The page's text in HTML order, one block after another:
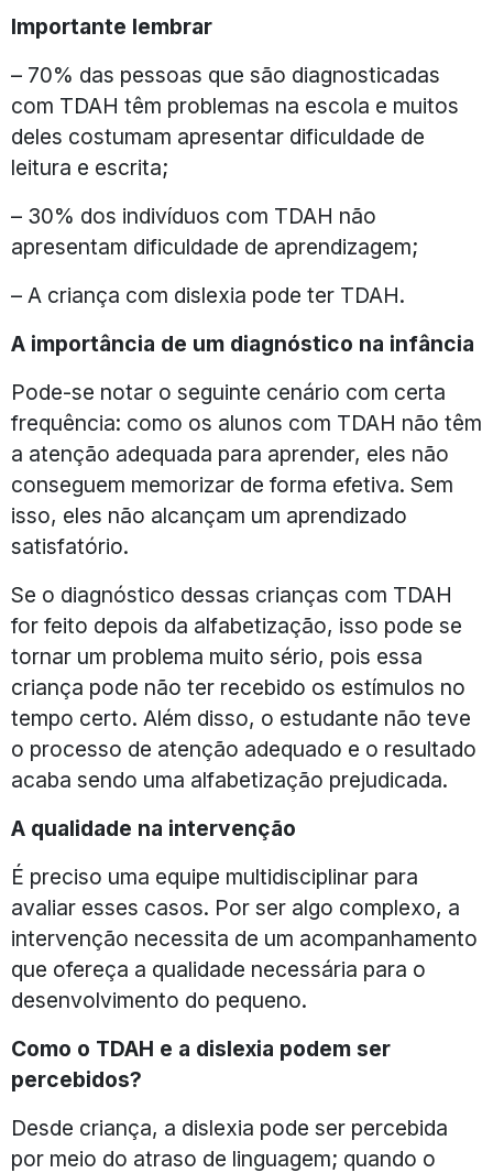
Importante lembrar
– 70% das pessoas que são diagnosticadas
com TDAH têm problemas na escola e muitos
deles costumam apresentar dificuldade de
leitura e escrita;
– 30% dos indivíduos com TDAH não
apresentam dificuldade de aprendizagem;
– A criança com dislexia pode ter TDAH.
A importância de um diagnóstico na infância
Pode-se notar o seguinte cenário com certa
frequência: como os alunos com TDAH não têm
a atenção adequada para aprender, eles não
conseguem memorizar de forma efetiva. Sem
isso, eles não alcançam um aprendizado
satisfatório.
Se o diagnóstico dessas crianças com TDAH
for feito depois da alfabetização, isso pode se
tornar um problema muito sério, pois essa
criança pode não ter recebido os estímulos no
tempo certo. Além disso, o estudante não teve
o processo de atenção adequado e o resultado
acaba sendo uma alfabetização prejudicada.
A qualidade na intervenção
É preciso uma equipe multidisciplinar para
avaliar esses casos. Por ser algo complexo, a
intervenção necessita de um acompanhamento
que ofereça a qualidade necessária para o
desenvolvimento do pequeno.
Como o TDAH e a dislexia podem ser
percebidos?
Desde criança, a dislexia pode ser percebida
por meio do atraso de linguagem; quando o